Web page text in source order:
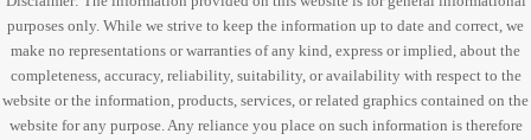
purposes only. While we strive to keep the information up to date and correct, we
make no representations or warranties of any kind, express or implied, about the
completeness, accuracy, reliability, suitability, or availability with respect to the
website or the information, products, services, or related graphics contained on the
website for any purpose. Any reliance you place on such information is therefore